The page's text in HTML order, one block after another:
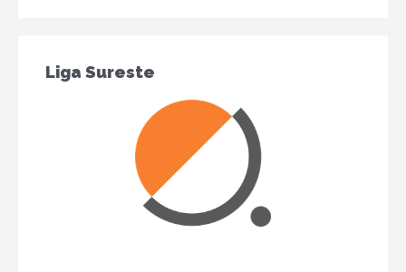
Liga Sureste